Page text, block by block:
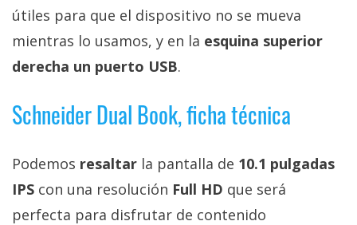
útiles para que el dispositivo no se mueva
mientras lo usamos, y en la esquina superior
derecha un puerto USB.
Schneider Dual Book, ficha técnica
Podemos resaltar la pantalla de 10.1 pulgadas
IPS con una resolución Full HD que será
perfecta para disfrutar de contenido